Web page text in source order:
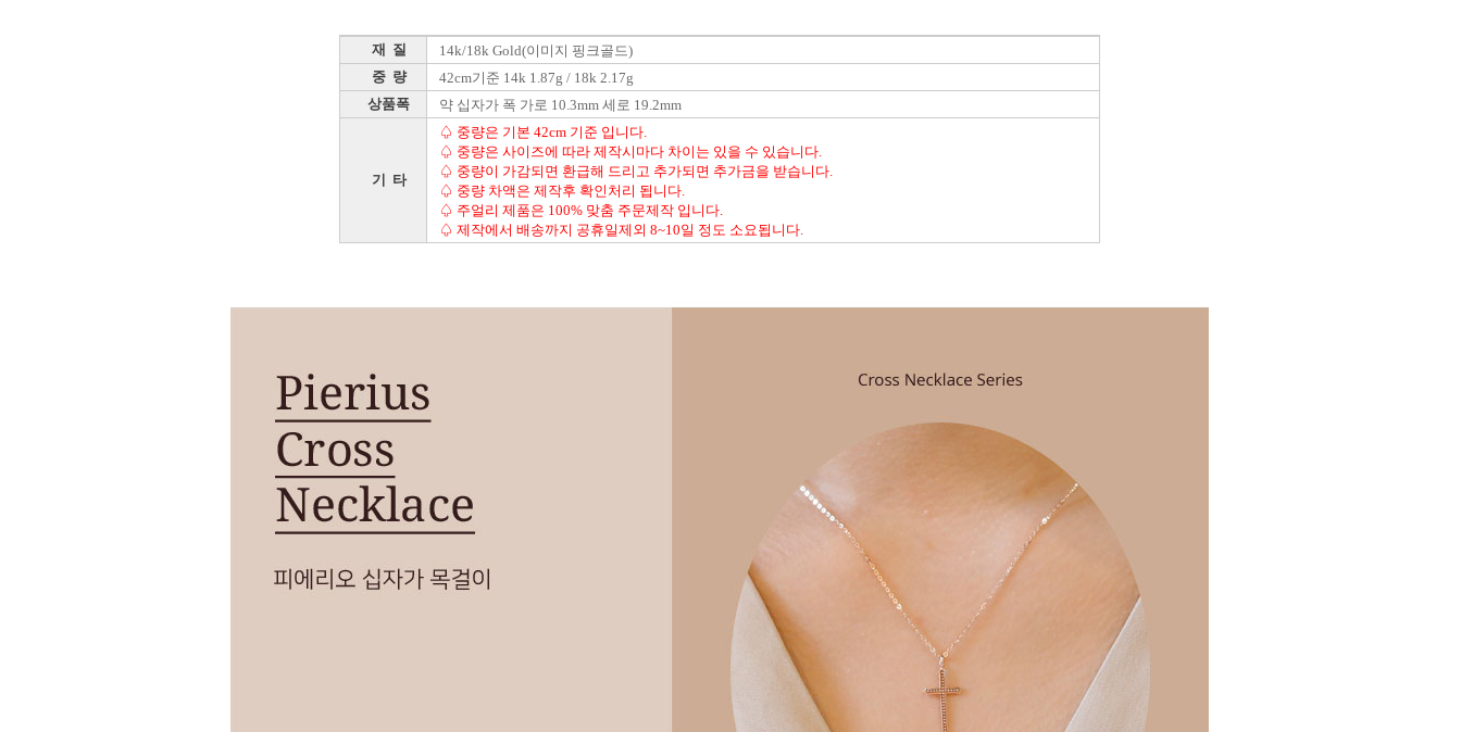
재 질 14k/18k Gold(이미지 핑크골드)
중 량 42cm기준 14k 1.87g / 18k 2.17g
상품폭 약 십자가 폭 가로 10.3mm 세로 19.2mm
기 타
♤ 중량은 기본 42cm 기준 입니다.
♤ 중량은 사이즈에 따라 제작시마다 차이는 있을 수 있습니다.
♤ 중량이 가감되면 환급해 드리고 추가되면 추가금을 받습니다.
♤ 중량 차액은 제작후 확인처리 됩니다.
♤ 주얼리 제품은 100% 맞춤 주문제작 입니다.
♤ 제작에서 배송까지 공휴일제외 8~10일 정도 소요됩니다.